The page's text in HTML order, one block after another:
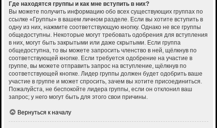
Где находятся группы и как мне вступить в них?
Вы можете получить информацию обо всех существующих группах по
ссылке «Группы» в вашем личном разделе. Если вы хотите вступить в
одну из них, нажмите соответствующую кнопку. Однако не все группы
общедоступны. Некоторые могут требовать одобрения для вступления
в них, могут быть закрытыми или даже скрытыми. Если группа
общедоступна, то вы можете запросить членство в ней, щёлкнув по
соответствующей кнопке. Если требуется одобрение на участие в
группе, вы можете отправить запрос на вступление, щёлкнув по
соответствующей кнопке. Лидер группы должен будет одобрить ваше
участие в группе и может спросить, зачем вы хотите присоединиться.
Пожалуйста, не беспокойте лидера группы, если он отклонил ваш
запрос; у него могут быть для этого свои причины.
Вернуться к началу